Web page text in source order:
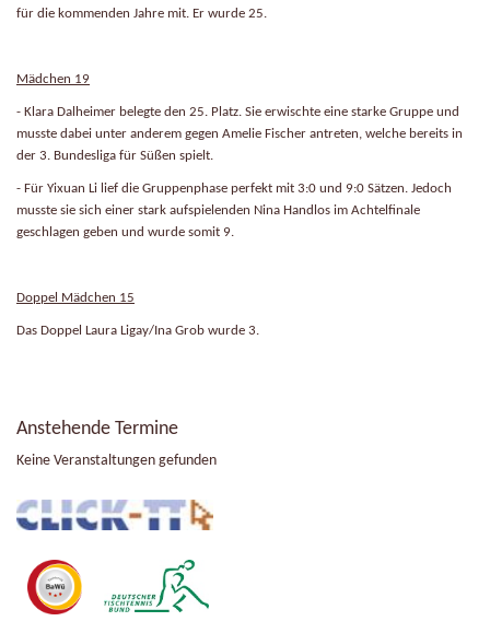
für die kommenden Jahre mit. Er wurde 25.
Mädchen 19
- Klara Dalheimer belegte den 25. Platz. Sie erwischte eine starke Gruppe und
musste dabei unter anderem gegen Amelie Fischer antreten, welche bereits in
der 3. Bundesliga für Süßen spielt.
- Für Yixuan Li lief die Gruppenphase perfekt mit 3:0 und 9:0 Sätzen. Jedoch
musste sie sich einer stark aufspielenden Nina Handlos im Achtelfinale
geschlagen geben und wurde somit 9.
Doppel Mädchen 15
Das Doppel Laura Ligay/Ina Grob wurde 3.
Anstehende Termine
Keine Veranstaltungen gefunden